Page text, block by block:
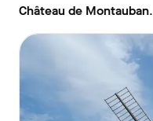
Château de Montauban.